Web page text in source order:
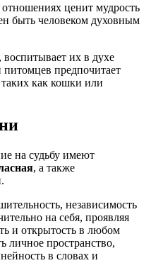
ценит мудрость
быть человеком духовным
их в духе
предпочитает
как кошки или
на судьбу имеют
, а также
независимость
на себя, проявляя
и открытость в любом
личное пространство,
в словах и